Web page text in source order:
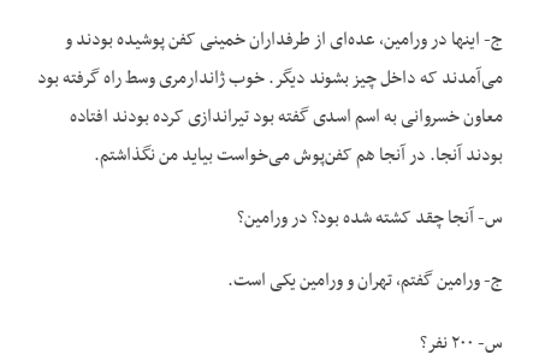
ج- این‏ها در ورامین، عده‌ای از طرفداران خمینی کفن‌ پوشیده بودند و
می‌آمدند که داخل چیز بشوند دیگر. خوب ژاندارمری وسط راه گرفته بود
معاون خسروانی به اسم اسدی گفته بود تیراندازی کرده بودند افتاده
بودند آنجا. در آنجا هم کفن‌پوش می‌خواست بیاید من نگذاشتم.
س- آنجا چقد کشته شده بود؟ در ورامین؟
ج- ورامین گفتم، تهران و ورامین یکی است.
س- ۲۰۰ نفر؟